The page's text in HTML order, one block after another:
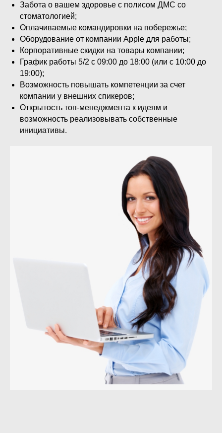
Забота о вашем здоровье с полисом ДМС со
стоматологией;
Оплачиваемые командировки на побережье;
Оборудование от компании Apple для работы;
Корпоративные скидки на товары компании;
График работы 5/2 с 09:00 до 18:00 (или с 10:00 до
19:00);
Возможность повышать компетенции за счет
компании у внешних спикеров;
Открытость топ-менеджмента к идеям и
возможность реализовывать собственные
инициативы.